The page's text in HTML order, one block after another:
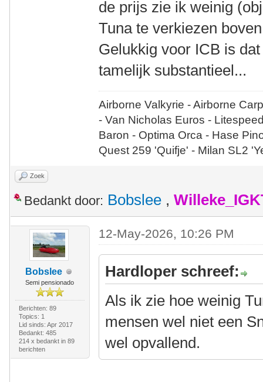
de prijs zie ik weinig
Tuna te verkiezen
Gelukkig voor ICB is
tamelijk substantieel...
Airborne Valkyrie - Airborne
- Van Nicholas Euros -
Baron - Optima Orca - Hase
Quest 259 'Quifje' - Milan SL2
Zoek
Bedankt door: Bobslee ,
Bobslee
Semi pensionado
Berichten: 89
Topics: 1
Lid sinds: Apr 2017
Bedankt: 485
214 x bedankt in 89
berichten
12-May-2026, 10:26 PM
Hardloper schreef:
Als ik zie hoe weinig
mensen wel niet een
wel opvallend.